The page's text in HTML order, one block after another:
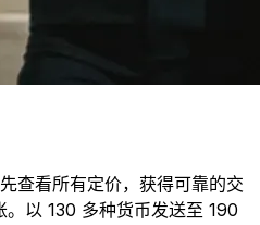
查看所有定价，获得可靠的交
以 130 多种货币发送至 190